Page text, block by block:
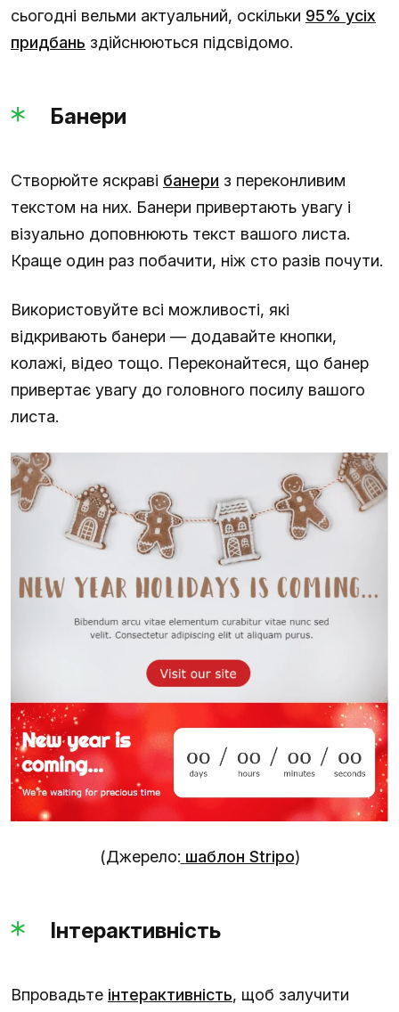
сьогодні вельми актуальний, оскільки 95% усіх
придбань здійснюються підсвідомо.
Банери
Створюйте яскраві банери з переконливим
текстом на них. Банери привертають увагу і
візуально доповнюють текст вашого листа.
Краще один раз побачити, ніж сто разів почути.
Використовуйте всі можливості, які
відкривають банери — додавайте кнопки,
колажі, відео тощо. Переконайтеся, що банер
привертає увагу до головного посилу вашого
листа.
(Джерело: шаблон Stripo)
Інтерактивність
Впровадьте інтерактивність, щоб залучити